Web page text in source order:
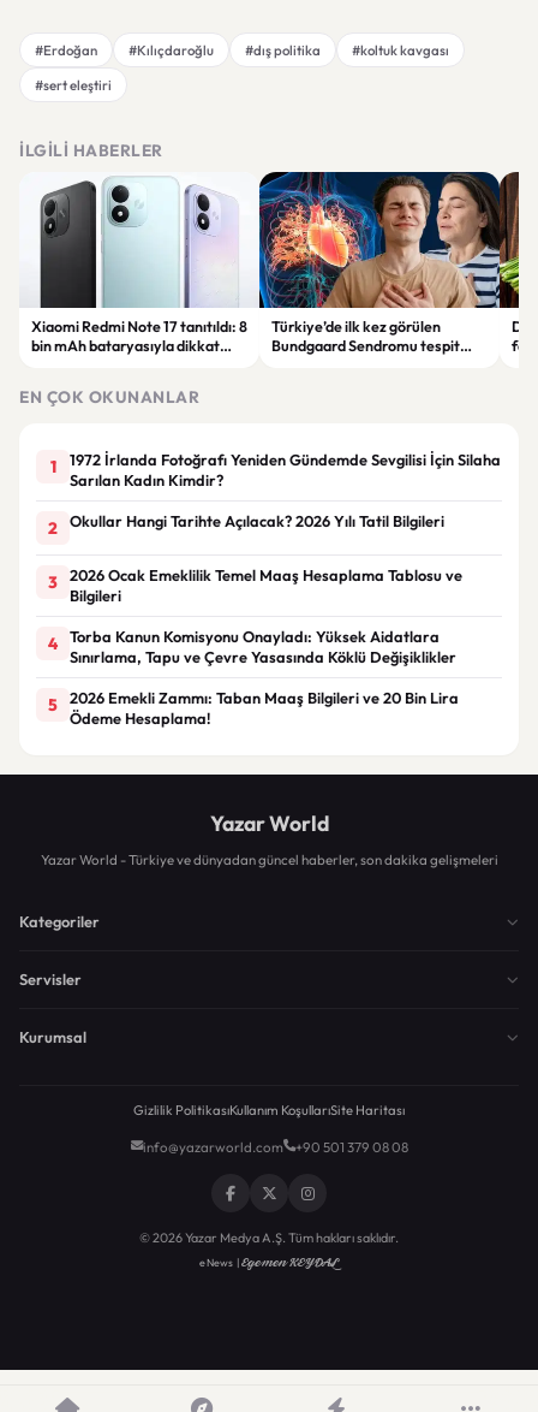
#Erdoğan #Kılıçdaroğlu #dış politika
#koltuk kavgası
#sert eleştiri
İLGILI HABERLER
Xiaomi Redmi Note 17 tanıtıldı: 8
bin mAh bataryasıyla dikkat
Türkiye’de ilk kez görülen
Bundgaard Sendromu tespit
EN ÇOK OKUNANLAR
1
1972 İrlanda Fotoğrafı Yeniden Gündemde Sevgilisi İçin Silaha
Sarılan Kadın Kimdir?
2 Okullar Hangi Tarihte Açılacak? 2026 Yılı Tatil Bilgileri
3
2026 Ocak Emeklilik Temel Maaş Hesaplama Tablosu ve
Bilgileri
4
Torba Kanun Komisyonu Onayladı: Yüksek Aidatlara
Sınırlama, Tapu ve Çevre Yasasında Köklü Değişiklikler
5
2026 Emekli Zammı: Taban Maaş Bilgileri ve 20 Bin Lira
Ödeme Hesaplama!
Yazar World
Yazar World - Türkiye ve dünyadan güncel haberler, son dakika gelişmeleri
Kategoriler
Servisler
Kurumsal
Gizlilik PolitikasıKullanım KoşullarıSite Haritası
info@yazarworld.com +90 501 379 08 08
© 2026 Yazar Medya A.Ş. Tüm hakları saklıdır.
eNews |Egemen KEYDAL